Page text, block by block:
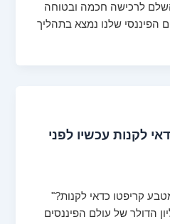
לרכישה חכמה ובטוחה
הפיננסי שלנו נמצא בתהליך
לקנות עכשיו לפני
קריפטו כדאי לקנות?"
הדולר של עולם הפיננסים